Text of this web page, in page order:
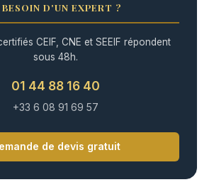
BESOIN D'UN EXPERT ?
CEIF, CNE et SEEIF répondent
sous 48h.
01 44 88 16 40
+33 6 08 91 69 57
de devis gratuit